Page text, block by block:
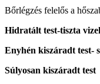
Bőrlégzés felelős a
Hidratált test-tiszta
Enyhén kiszáradt test-
Súlyosan kiszáradt test